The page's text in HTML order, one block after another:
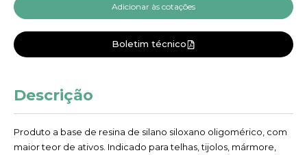
Adicionar às cotações
Boletim técnico
Descrição
Produto a base de resina de silano siloxano oligomérico, com
maior teor de ativos. Indicado para telhas, tijolos, mármore,